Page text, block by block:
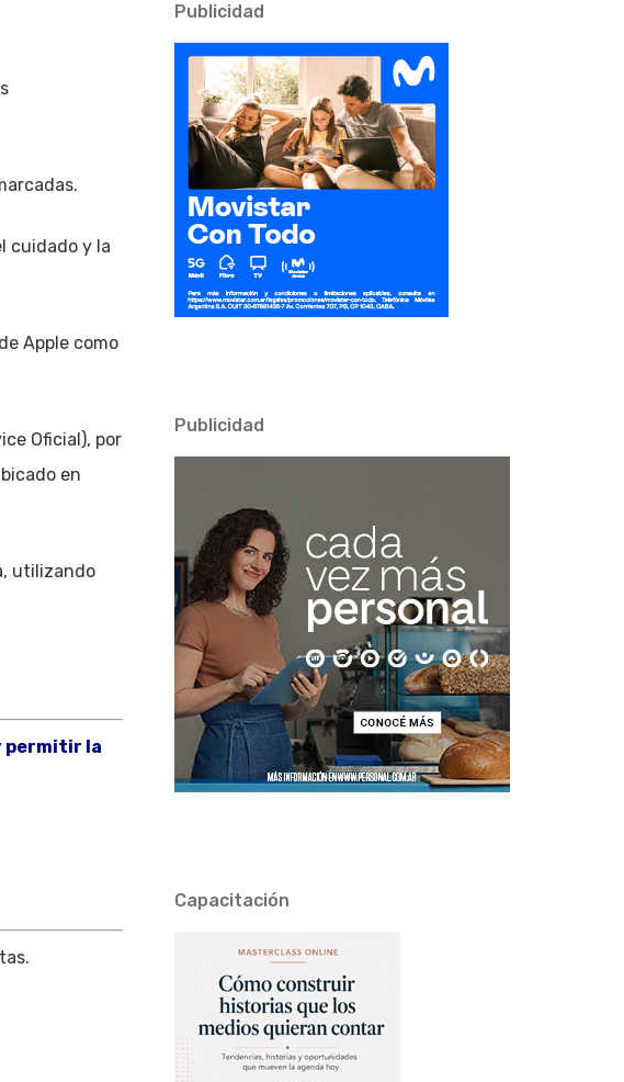
cuidado y la
Apple como
Oficial), por
en
utilizando
permitir la
Publicidad
Publicidad
Capacitación